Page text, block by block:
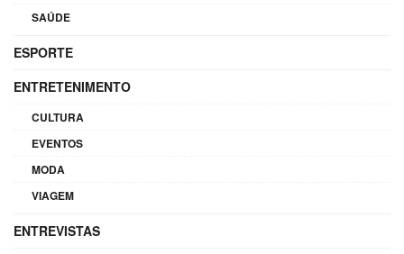
SAÚDE
ESPORTE
ENTRETENIMENTO
CULTURA
EVENTOS
MODA
VIAGEM
ENTREVISTAS